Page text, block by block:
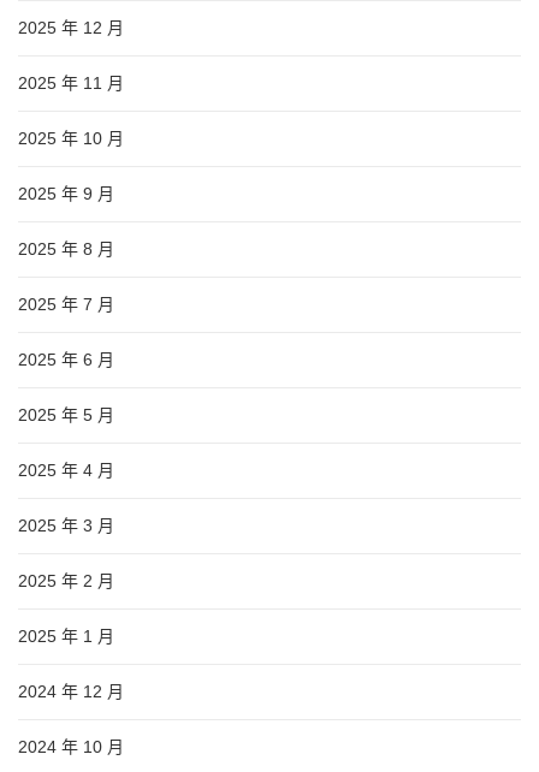
2025 年 12 月
2025 年 11 月
2025 年 10 月
2025 年 9 月
2025 年 8 月
2025 年 7 月
2025 年 6 月
2025 年 5 月
2025 年 4 月
2025 年 3 月
2025 年 2 月
2025 年 1 月
2024 年 12 月
2024 年 10 月